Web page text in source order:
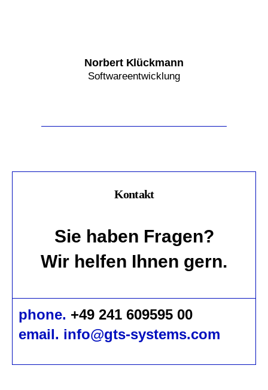
Norbert Klückmann
Softwareentwicklung
Kontakt
Sie haben Fragen?
Wir helfen Ihnen gern.
phone. +49 241 609595 00
email. info@gts-systems.com